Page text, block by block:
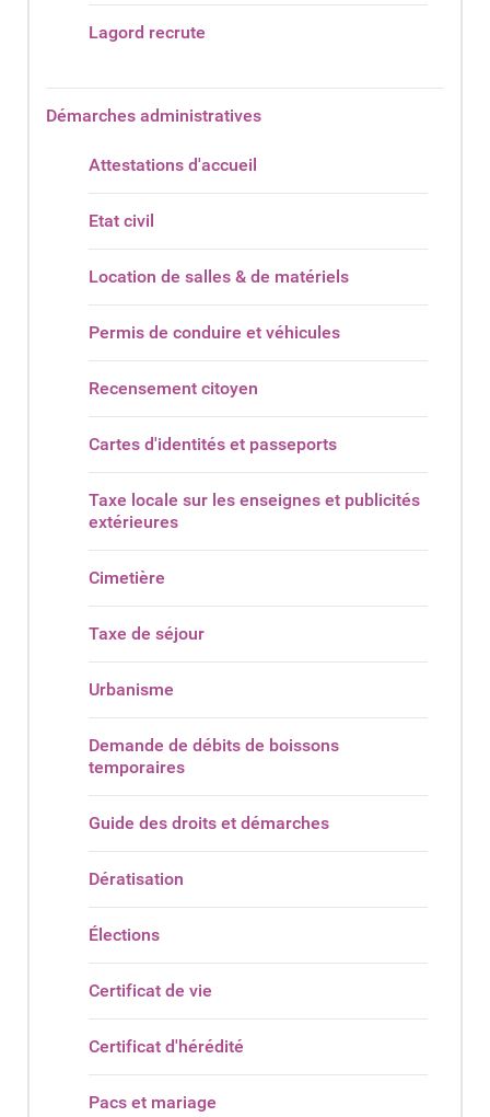
Lagord recrute
Démarches administratives
Attestations d'accueil
Etat civil
Location de salles & de matériels
Permis de conduire et véhicules
Recensement citoyen
Cartes d'identités et passeports
Taxe locale sur les enseignes et publicités
extérieures
Cimetière
Taxe de séjour
Urbanisme
Demande de débits de boissons
temporaires
Guide des droits et démarches
Dératisation
Élections
Certificat de vie
Certificat d'hérédité
Pacs et mariage